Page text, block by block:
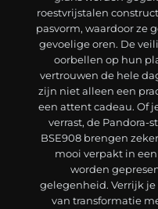
roestvrijstalen
pasvorm, waardoor ze
gevoelige oren. De
oorbellen op hun
vertrouwen de hele
zijn niet alleen een
een attent cadeau. Of
verrast, de Pandora-
BSE908 brengen
mooi verpakt in
worden
gelegenheid. Verrijk
van transformatie